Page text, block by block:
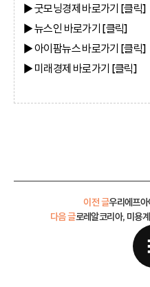
▶ 굿모닝경제바로가기 [클릭]
▶ 뉴스인 바로가기 [클릭]
▶ 아이팜뉴스바로가기 [클릭]
▶ 미래경제 바로가기 [클릭]
이전 글우리에프
로레알코리아, 미용
다음 글